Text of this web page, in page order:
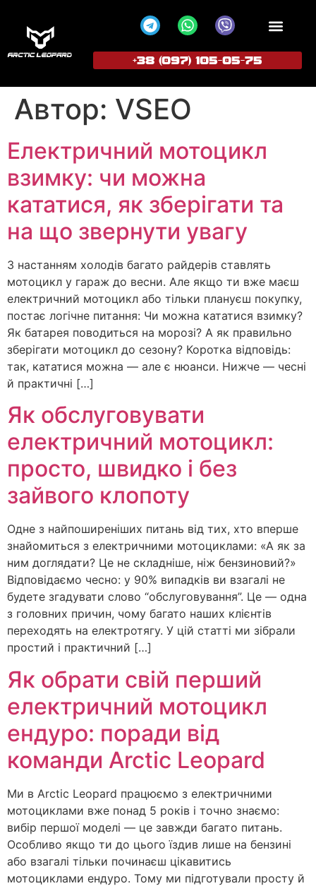
+38 (097) 105-05-75
Автор: VSEO
Електричний мотоцикл
взимку: чи можна
кататися, як зберігати та
на що звернути увагу
З настанням холодів багато райдерів ставлять
мотоцикл у гараж до весни. Але якщо ти вже маєш
електричний мотоцикл або тільки плануєш покупку,
постає логічне питання: Чи можна кататися взимку?
Як батарея поводиться на морозі? А як правильно
зберігати мотоцикл до сезону? Коротка відповідь:
так, кататися можна — але є нюанси. Нижче — чесні
й практичні […]
Як обслуговувати
електричний мотоцикл:
просто, швидко і без
зайвого клопоту
Одне з найпоширеніших питань від тих, хто вперше
знайомиться з електричними мотоциклами: «А як за
ним доглядати? Це не складніше, ніж бензиновий?»
Відповідаємо чесно: у 90% випадків ви взагалі не
будете згадувати слово “обслуговування”. Це — одна
з головних причин, чому багато наших клієнтів
переходять на електротягу. У цій статті ми зібрали
простий і практичний […]
Як обрати свій перший
електричний мотоцикл
ендуро: поради від
команди Arctic Leopard
Ми в Arctic Leopard працюємо з електричними
мотоциклами вже понад 5 років і точно знаємо:
вибір першої моделі — це завжди багато питань.
Особливо якщо ти до цього їздив лише на бензині
або взагалі тільки починаєш цікавитись
мотоциклами ендуро. Тому ми підготували просту й